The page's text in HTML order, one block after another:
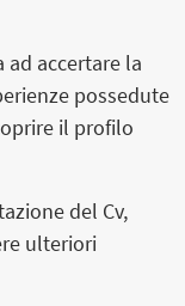
ad accertare la
possedute
il profilo
del Cv,
ulteriori